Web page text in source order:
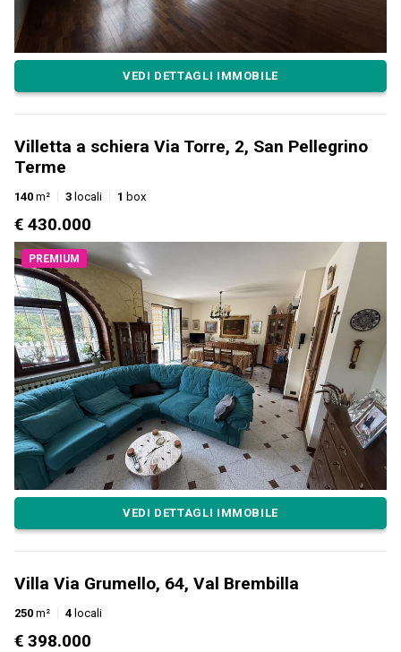
VEDI DETTAGLI IMMOBILE
Villetta a schiera Via Torre, 2, San Pellegrino
Terme
140 m² 3 locali 1 box
€ 430.000
PREMIUM
VEDI DETTAGLI IMMOBILE
Villa Via Grumello, 64, Val Brembilla
250 m² 4 locali
€ 398.000